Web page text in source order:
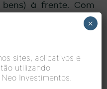
bens) à frente. Com
convicção no nível
de 14%. Seguimos
para sinalizações
arcabouço fiscal
eleitoral deve
sites, aplicativos e
utilizando
Investimentos.
×